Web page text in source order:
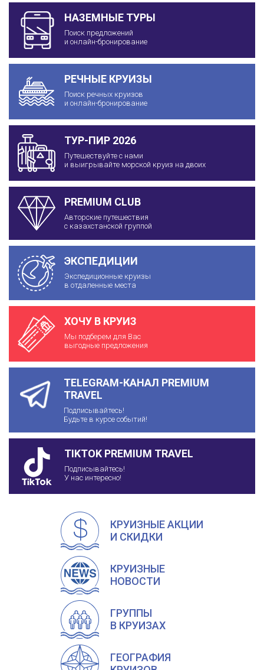
НАЗЕМНЫЕ ТУРЫ
Поиск предложений
и онлайн-бронирование
РЕЧНЫЕ КРУИЗЫ
Поиск речных круизов
и онлайн-бронирование
ТУР-ПИР 2026
Путешествуйте с нами
и выигрывайте морской круиз на двоих
PREMIUM CLUB
Авторские путешествия
с казахстанской группой
ЭКСПЕДИЦИИ
Экспедиционные круизы
в отдаленные места
ХОЧУ В КРУИЗ
Мы подберем для Вас
выгодные предложения
TELEGRAM-КАНАЛ PREMIUM
TRAVEL
Подписывайтесь!
Будьте в курсе событий!
TIKTOK PREMIUM TRAVEL
Подписывайтесь!
У нас интересно!
КРУИЗНЫЕ АКЦИИ
И СКИДКИ
КРУИЗНЫЕ
НОВОСТИ
ГРУППЫ
В КРУИЗАХ
ГЕОГРАФИЯ